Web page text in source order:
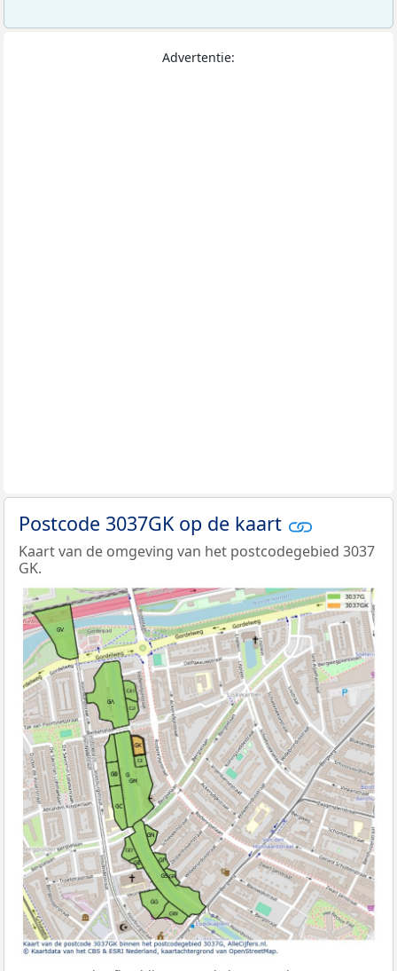
Advertentie:
Postcode 3037GK op de kaart
Kaart van de omgeving van het postcodegebied 3037
GK.